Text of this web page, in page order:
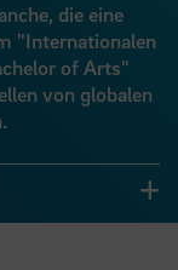
die eine
"Internationalen
of Arts"
von globalen